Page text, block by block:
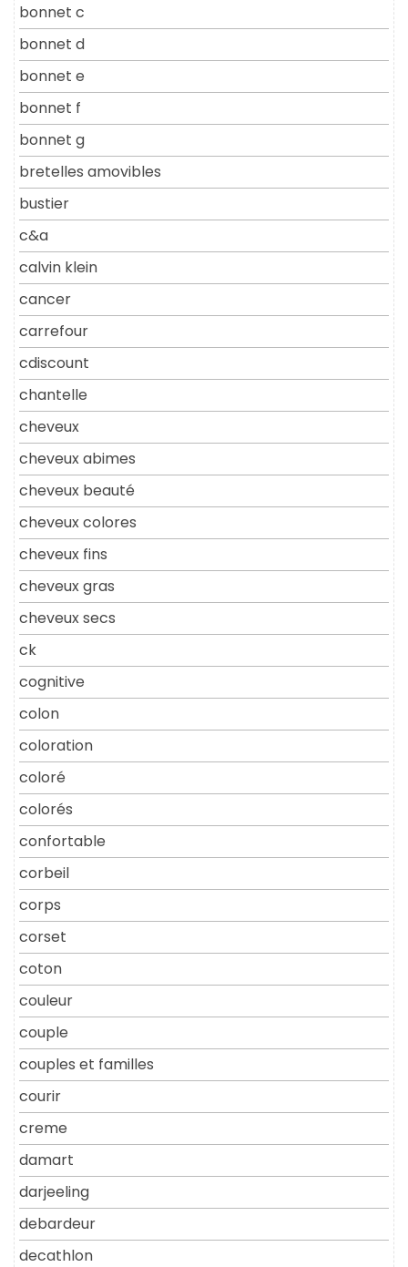
bonnet c
bonnet d
bonnet e
bonnet f
bonnet g
bretelles amovibles
bustier
c&a
calvin klein
cancer
carrefour
cdiscount
chantelle
cheveux
cheveux abimes
cheveux beauté
cheveux colores
cheveux fins
cheveux gras
cheveux secs
ck
cognitive
colon
coloration
coloré
colorés
confortable
corbeil
corps
corset
coton
couleur
couple
couples et familles
courir
creme
damart
darjeeling
debardeur
decathlon